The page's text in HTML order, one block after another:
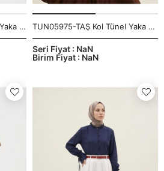
TUN05975-SYH Kol Tünel Yaka Fırfır Tunik-Siyah TUN05975-TAŞ Kol Tünel Yaka Fırfır Tunik-Taş
Birim Fiyat : NaN
Seri Fiyat : NaN